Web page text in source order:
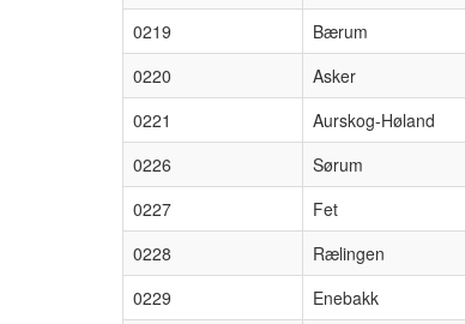
0219
Bærum
0220
Asker
0221
Aurskog-Høland
0226
Sørum
0227
Fet
0228
Rælingen
0229
Enebakk